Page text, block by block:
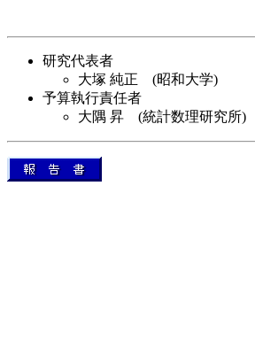
研究代表者
大塚 純正 (昭和大学)
予算執行責任者
大隅 昇 (統計数理研究所)